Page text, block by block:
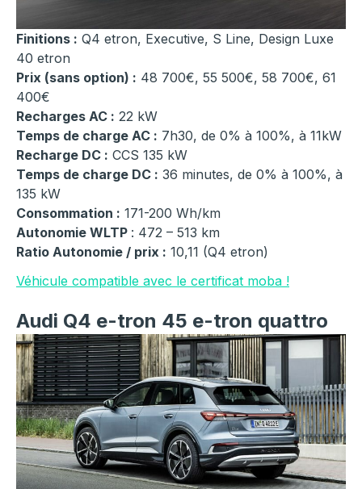
Finitions : Q4 etron, Executive, S Line, Design Luxe
40 etron
Prix (sans option) : 48 700€, 55 500€, 58 700€, 61
400€
Recharges AC : 22 kW
Temps de charge AC : 7h30, de 0% à 100%, à 11kW
Recharge DC : CCS 135 kW
Temps de charge DC : 36 minutes, de 0% à 100%, à
135 kW
Consommation : 171-200 Wh/km
Autonomie WLTP : 472 – 513 km
Ratio Autonomie / prix : 10,11 (Q4 etron)
Véhicule compatible avec le certificat moba !
Audi Q4 e-tron 45 e-tron quattro